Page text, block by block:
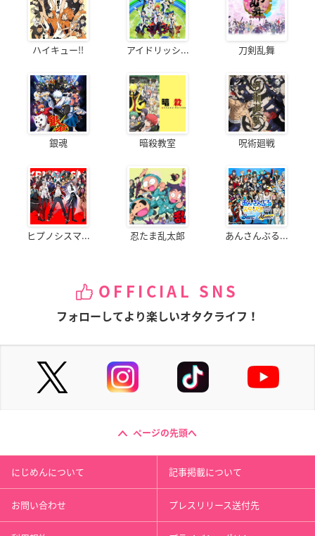
ハイキュー!! アイドリッシ... 刀剣乱舞
銀魂 暗殺教室 呪術廻戦
ヒプノシスマ... 忍たま乱太郎 あんさんぶる...
OFFICIAL SNS
フォローしてより楽しいオタクライフ！
ページの先頭へ
にじめんについて 記事掲載について
お問い合わせ プレスリリース送付先